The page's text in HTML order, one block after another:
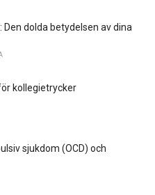
Den dolda betydelsen av dina
kollegietrycker
sjukdom (OCD) och